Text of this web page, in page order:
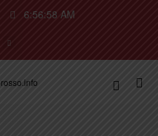
6:56:58 AM